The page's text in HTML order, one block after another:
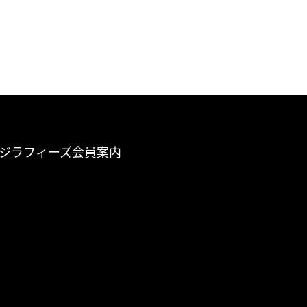
ジラフィーズ会員案内